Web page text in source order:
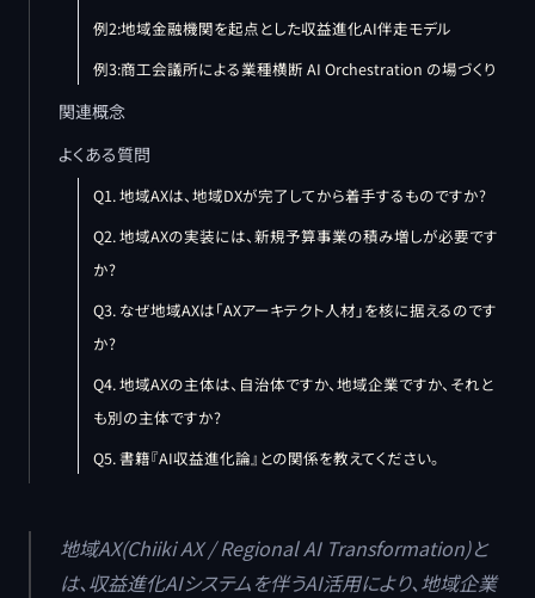
例2:地域金融機関を起点とした収益進化AI伴走モデル
例3:商工会議所による業種横断 AI Orchestration の場づくり
関連概念
よくある質問
Q1. 地域AXは、地域DXが完了してから着手するものですか?
Q2. 地域AXの実装には、新規予算事業の積み増しが必要です
か?
Q3. なぜ地域AXは「AXアーキテクト人材」を核に据えるのです
か?
Q4. 地域AXの主体は、自治体ですか、地域企業ですか、それと
も別の主体ですか?
Q5. 書籍『AI収益進化論』との関係を教えてください。
地域AX(Chiiki AX / Regional AI Transformation)と
は、収益進化AIシステムを伴うAI活用により、地域企業